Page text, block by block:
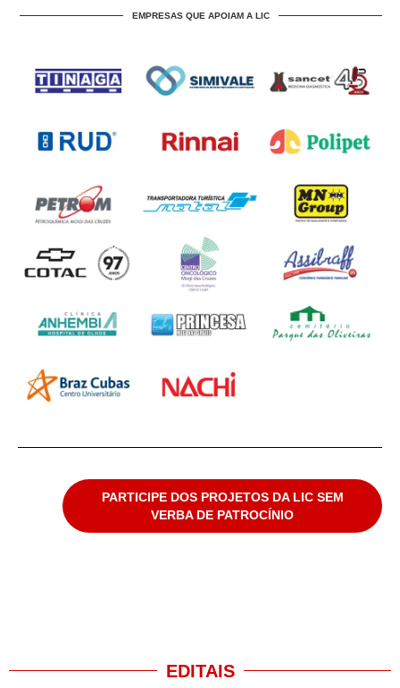
EMPRESAS QUE APOIAM A LIC
PARTICIPE DOS PROJETOS DA LIC SEM
VERBA DE PATROCÍNIO
EDITAIS